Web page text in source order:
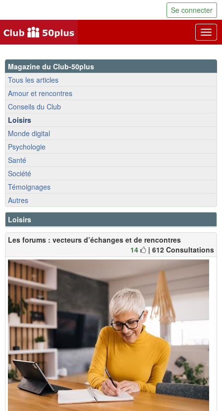
Se connecter
Magazine du Club-50plus
Tous les articles
Amour et rencontres
Conseils du Club
Loisirs
Monde digital
Psychologie
Santé
Société
Témoignages
Autres
Loisirs
Les forums : vecteurs d’échanges et de rencontres
14
| 612 Consultations